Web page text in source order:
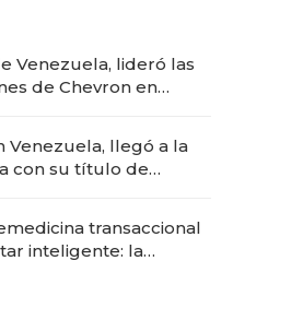
Venezuela, lideró las
de Chevron en
Venezuela, llegó a la
con su título de
"fast premium"
transaccional
inteligente: la